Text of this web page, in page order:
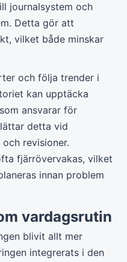
journalsystem och
Detta gör att
vilket både minskar
och följa trender i
kan upptäcka
ansvarar för
detta vid
revisioner.
fjärrövervakas, vilket
innan problem
vardagsrutin
blivit allt mer
integrerats i den